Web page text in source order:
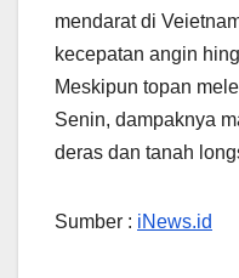
mendarat di
kecepatan angin
Meskipun topan
Senin, dampaknya
deras dan tanah
Sumber : iNews.id